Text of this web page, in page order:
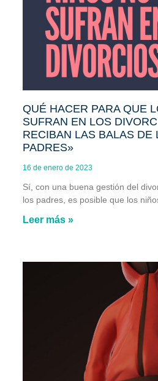
QUÉ HACER PARA QUE
SUFRAN EN LOS
RECIBAN LAS BALAS DE
PADRES»
16 de enero de 2023
Sí, con una buena gestión del
los padres, es posible que los
Leer más »